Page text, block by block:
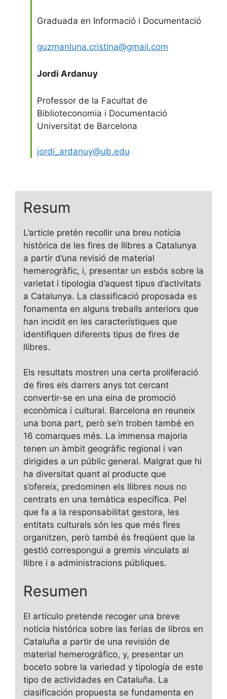
Graduada en Informació i Documentació
guzmanluna.cristina@gmail.com
Jordi Ardanuy
Professor de la Facultat de
Biblioteconomia i Documentació
Universitat de Barcelona
jordi_ardanuy@ub.edu
Resum
L’article pretén recollir una breu notícia
històrica de les fires de llibres a Catalunya
a partir d’una revisió de material
hemerogràfic, i, presentar un esbós sobre la
varietat i tipologia d’aquest tipus d’activitats
a Catalunya. La classificació proposada es
fonamenta en alguns treballs anteriors que
han incidit en les característiques que
identifiquen diferents tipus de fires de
llibres.
Els resultats mostren una certa proliferació
de fires els darrers anys tot cercant
convertir-se en una eina de promoció
econòmica i cultural. Barcelona en reuneix
una bona part, però se’n troben també en
16 comarques més. La immensa majoria
tenen un àmbit geogràfic regional i van
dirigides a un públic general. Malgrat que hi
ha diversitat quant al producte que
s’ofereix, predominen els llibres nous no
centrats en una temàtica específica. Pel
que fa a la responsabilitat gestora, les
entitats culturals són les que més fires
organitzen, però també és freqüent que la
gestió correspongui a gremis vinculats al
llibre i a administracions públiques.
Resumen
El artículo pretende recoger una breve
noticia histórica sobre las ferias de libros en
Cataluña a partir de una revisión de
material hemerográfico, y, presentar un
boceto sobre la variedad y tipología de este
tipo de actividades en Cataluña. La
clasificación propuesta se fundamenta en